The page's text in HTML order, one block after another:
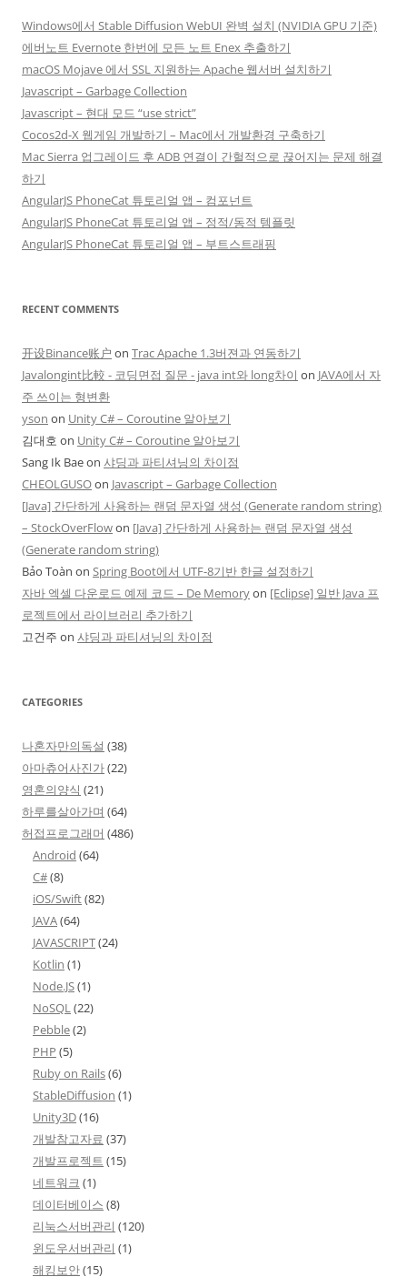
Windows에서 Stable Diffusion WebUI 완벽 설치 (NVIDIA GPU 기준)
에버노트 Evernote 한번에 모든 노트 Enex 추출하기
macOS Mojave 에서 SSL 지원하는 Apache 웹서버 설치하기
Javascript – Garbage Collection
Javascript – 현대 모드 “use strict”
Cocos2d-X 웹게임 개발하기 – Mac에서 개발환경 구축하기
Mac Sierra 업그레이드 후 ADB 연결이 간헐적으로 끊어지는 문제 해결
하기
AngularJS PhoneCat 튜토리얼 앱 – 컴포넌트
AngularJS PhoneCat 튜토리얼 앱 – 정적/동적 템플릿
AngularJS PhoneCat 튜토리얼 앱 – 부트스트래핑
RECENT COMMENTS
开设Binance账户 on Trac Apache 1.3버젼과 연동하기
Javalongint比較 - 코딩면접 질문 - java int와 long차이 on JAVA에서 자
주 쓰이는 형변환
yson on Unity C# – Coroutine 알아보기
김대호 on Unity C# – Coroutine 알아보기
Sang Ik Baeon 샤딩과 파티셔닝의 차이점
CHEOLGUSOon Javascript – Garbage Collection
[Java] 간단하게 사용하는 랜덤 문자열 생성 (Generate random string)
– StockOverFlowon [Java] 간단하게 사용하는 랜덤 문자열 생성
(Generate random string)
Bảo Toàn on Spring Boot에서 UTF-8기반 한글 설정하기
자바 엑셀 다운로드 예제 코드 – De Memoryon [Eclipse] 일반 Java 프
로젝트에서 라이브러리 추가하기
고건주 on 샤딩과 파티셔닝의 차이점
CATEGORIES
나혼자만의독설 (38)
아마츄어사진가(22)
영혼의양식 (21)
하루를살아가며 (64)
허접프로그래머 (486)
Android (64)
C#(8)
iOS/Swift(82)
JAVA(64)
JAVASCRIPT(24)
Kotlin (1)
Node.JS(1)
NoSQL(22)
Pebble(2)
PHP (5)
Ruby on Rails(6)
StableDiffusion (1)
Unity3D(16)
개발참고자료 (37)
개발프로젝트 (15)
네트워크 (1)
데이터베이스 (8)
리눅스서버관리 (120)
윈도우서버관리 (1)
해킹보안(15)